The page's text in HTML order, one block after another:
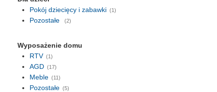
Pokój dziecięcy i zabawki (1)
Pozostałe (2)
Wyposażenie domu
RTV (1)
AGD (17)
Meble (11)
Pozostałe (5)